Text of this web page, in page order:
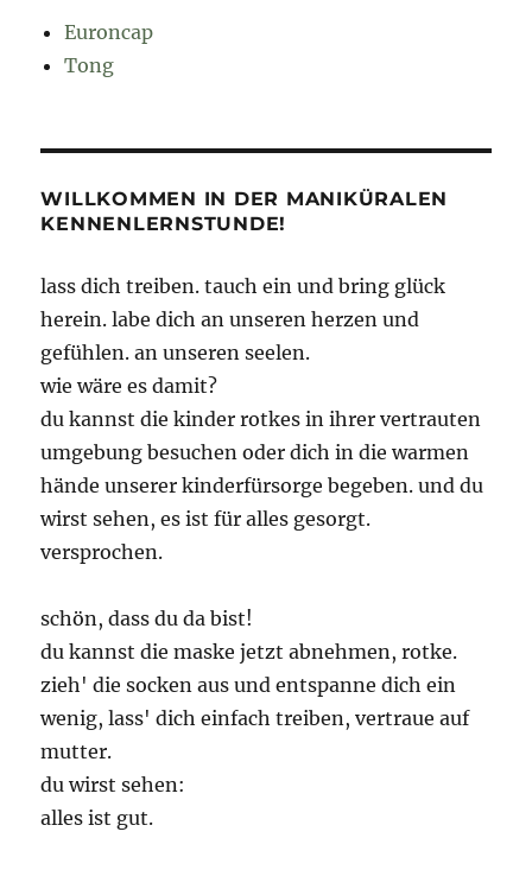
Euroncap
Tong
WILLKOMMEN IN DER MANIKÜRALEN
KENNENLERNSTUNDE!
lass dich treiben. tauch ein und bring glück
herein. labe dich an unseren herzen und
gefühlen. an unseren seelen.
wie wäre es damit?
du kannst die kinder rotkes in ihrer vertrauten
umgebung besuchen oder dich in die warmen
hände unserer kinderfürsorge begeben. und du
wirst sehen, es ist für alles gesorgt.
versprochen.
schön, dass du da bist!
du kannst die maske jetzt abnehmen, rotke.
zieh' die socken aus und entspanne dich ein
wenig, lass' dich einfach treiben, vertraue auf
mutter.
du wirst sehen:
alles ist gut.